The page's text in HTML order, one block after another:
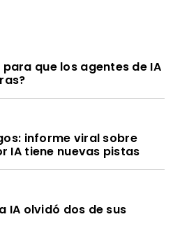
que los agentes de IA
informe viral sobre
IA tiene nuevas pistas
IA olvidó dos de sus